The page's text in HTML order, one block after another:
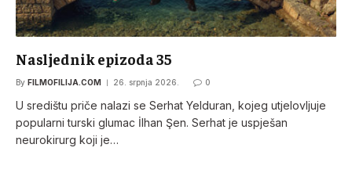
Nasljednik epizoda 35
By FILMOFILIJA.COM 26. srpnja 2026. 0
U središtu priče nalazi se Serhat Yelduran, kojeg utjelovljuje
popularni turski glumac İlhan Şen. Serhat je uspješan
neurokirurg koji je…